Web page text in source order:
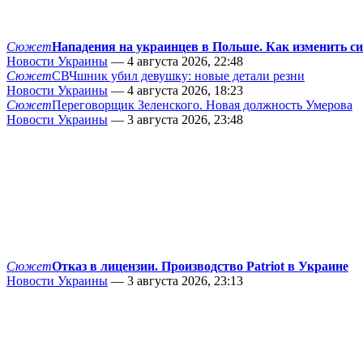
СюжетНападения на украинцев в Польше. Как изменить
Новости Украины — 4 августа 2026, 22:48
СюжетСВЧшник убил девушку: новые детали резни
Новости Украины — 4 августа 2026, 18:23
СюжетПереговорщик Зеленского. Новая должность Умерова
Новости Украины — 3 августа 2026, 23:48
СюжетОтказ в лицензии. Производство Patriot в Украине
Новости Украины — 3 августа 2026, 23:13